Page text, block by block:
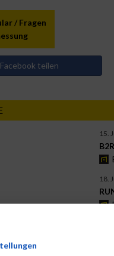
/ Fragen
teilen
15.
18.